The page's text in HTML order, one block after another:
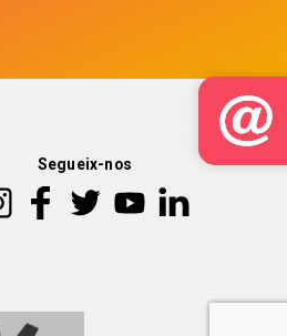
Segueix-nos